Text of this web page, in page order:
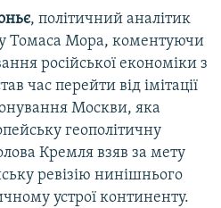
, політичний аналітик
Томаса Мора, коментуючи
російської економіки з
час перейти від імітації
Москви, яка
геополітичну
Кремля взяв за мету
ревізію нинішнього
устрої континенту.